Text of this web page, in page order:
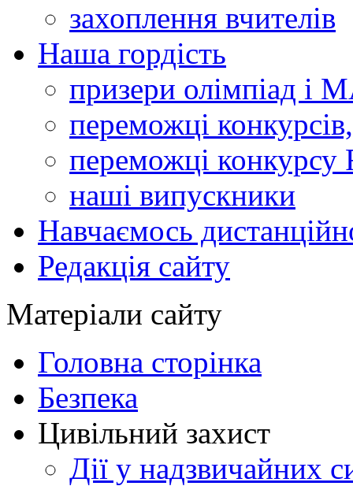
захоплення вчителів
Наша гордість
призери олімпіад і
переможці
переможці конкурсу
наші випускники
Навчаємось
Редакція сайту
Матеріали сайту
Головна сторінка
Безпека
Цивільний захист
Дії у надзвичайних